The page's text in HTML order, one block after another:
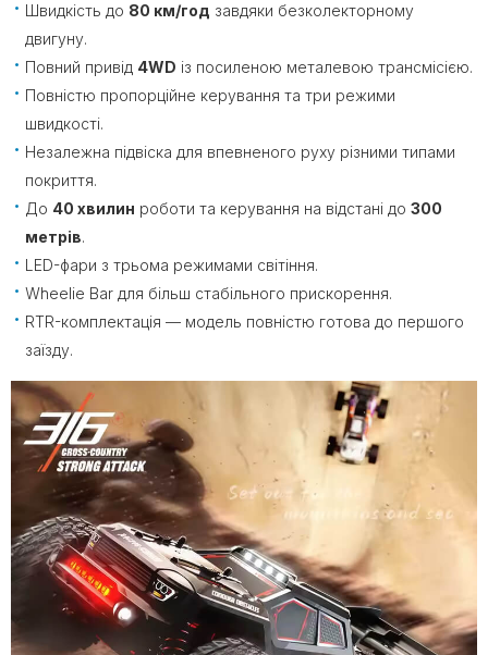
Швидкість до 80 км/год завдяки безколекторному
двигуну.
Повний привід 4WD із посиленою металевою трансмісією.
Повністю пропорційне керування та три режими
швидкості.
Незалежна підвіска для впевненого руху різними типами
покриття.
До 40 хвилин роботи та керування на відстані до 300
метрів.
LED-фари з трьома режимами світіння.
Wheelie Bar для більш стабільного прискорення.
RTR-комплектація — модель повністю готова до першого
заїзду.